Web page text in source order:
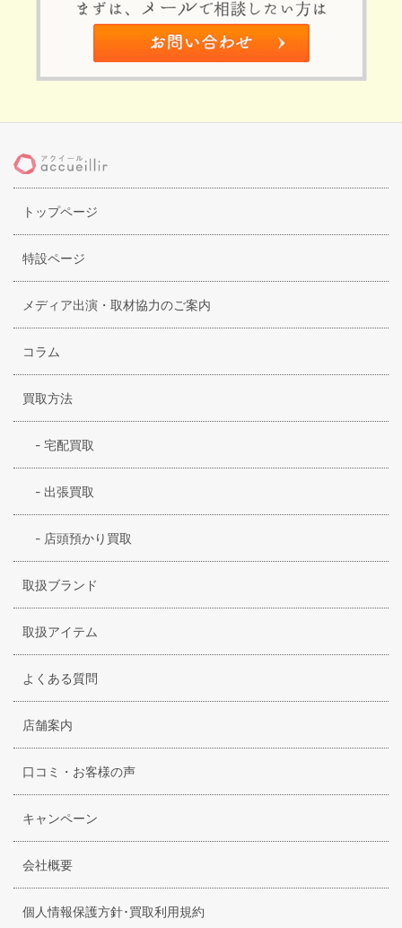
トップページ
特設ページ
メディア出演・取材協力のご案内
コラム
買取方法
- 宅配買取
- 出張買取
- 店頭預かり買取
取扱ブランド
取扱アイテム
よくある質問
店舗案内
口コミ・お客様の声
キャンペーン
会社概要
個人情報保護方針･買取利用規約